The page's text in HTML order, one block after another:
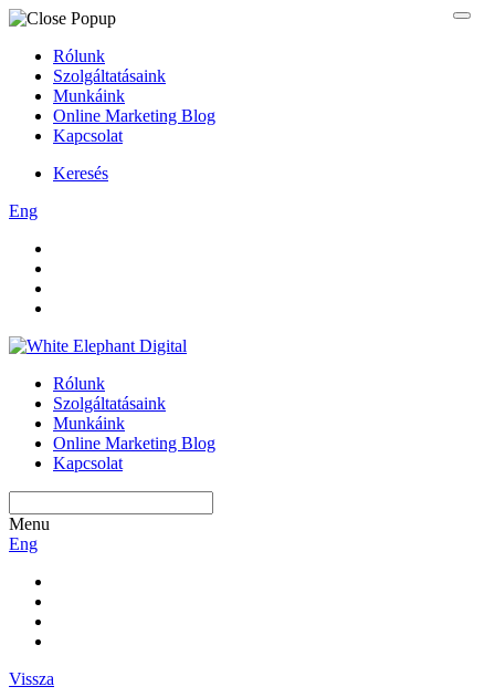
Rólunk
Szolgáltatásaink
Munkáink
Online Marketing Blog
Kapcsolat
Keresés
Eng
Rólunk
Szolgáltatásaink
Munkáink
Online Marketing Blog
Kapcsolat
Menu
Eng
Vissza